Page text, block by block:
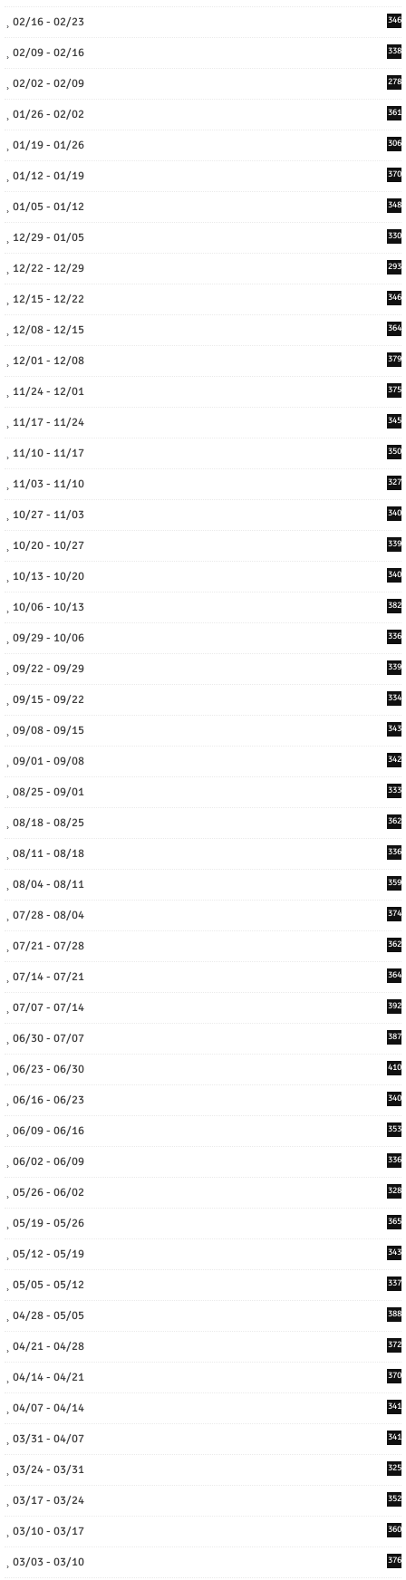
02/16 - 02/23 346
02/09 - 02/16 338
02/02 - 02/09 278
01/26 - 02/02 361
01/19 - 01/26 306
01/12 - 01/19 370
01/05 - 01/12 348
12/29 - 01/05 330
12/22 - 12/29 293
12/15 - 12/22 346
12/08 - 12/15 364
12/01 - 12/08 379
11/24 - 12/01 375
11/17 - 11/24 345
11/10 - 11/17 350
11/03 - 11/10 327
10/27 - 11/03 340
10/20 - 10/27 339
10/13 - 10/20 340
10/06 - 10/13 382
09/29 - 10/06 336
09/22 - 09/29 339
09/15 - 09/22 334
09/08 - 09/15 343
09/01 - 09/08 342
08/25 - 09/01 333
08/18 - 08/25 362
08/11 - 08/18 336
08/04 - 08/11 359
07/28 - 08/04 374
07/21 - 07/28 362
07/14 - 07/21 364
07/07 - 07/14 392
06/30 - 07/07 387
06/23 - 06/30 410
06/16 - 06/23 340
06/09 - 06/16 353
06/02 - 06/09 336
05/26 - 06/02 328
05/19 - 05/26 365
05/12 - 05/19 343
05/05 - 05/12 337
04/28 - 05/05 388
04/21 - 04/28 372
04/14 - 04/21 370
04/07 - 04/14 341
03/31 - 04/07 341
03/24 - 03/31 325
03/17 - 03/24 352
03/10 - 03/17 360
03/03 - 03/10 376